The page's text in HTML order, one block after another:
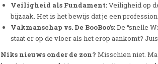
Veiligheid als Fundament:Veiligheid op
bijzaak. Het is het bewijs dat je een
Vakmanschap vs. De BooBoo’s:De “snelle
staat er op de vloer als het erop aankomt?
Niks nieuws onder de zon? Misschien niet.